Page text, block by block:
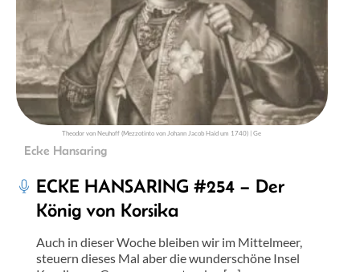
Theodor von Neuhoff (Mezzotinto von Johann Jacob Haid um 1740) | Ge
Ecke Hansaring
ECKE HANSARING #254 – Der
König von Korsika
Auch in dieser Woche bleiben wir im Mittelmeer,
steuern dieses Mal aber die wunderschöne Insel